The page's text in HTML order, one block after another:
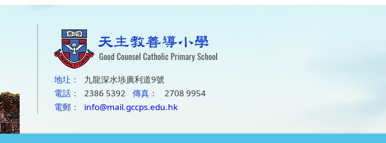
地圵：
九龍深水埗廣利道9號
電話：
2386 5392 傳真：
2708 9954
電郵：
info@mail.gccps.edu.hk